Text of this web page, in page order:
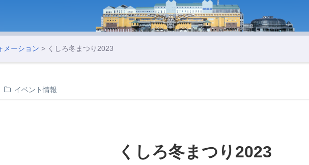
メーション > くしろ冬まつり2023
イベント情報
くしろ冬まつり2023